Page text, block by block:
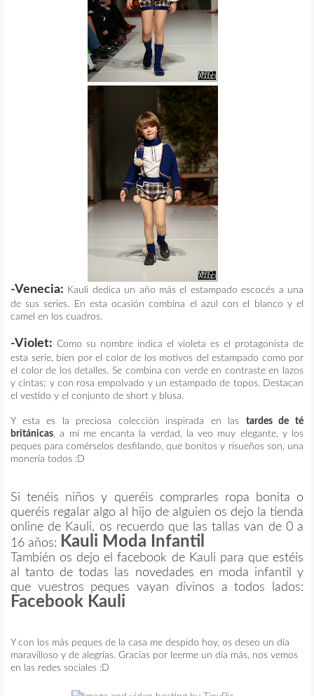
-Venecia: Kauli dedica un año más el estampado escocés a una
de sus series. En esta ocasión combina el azul con el blanco y el
camel en los cuadros.
-Violet: Como su nombre indica el violeta es el protagonista de
esta serie, bien por el color de los motivos del estampado como por
el color de los detalles. Se combina con verde en contraste en lazos
y cintas; y con rosa empolvado y un estampado de topos. Destacan
el vestido y el conjunto de short y blusa.
Y esta es la preciosa colección inspirada en las tardes de té
británicas, a mí me encanta la verdad, la veo muy elegante, y los
peques para comérselos desfilando, que bonitos y risueños son, una
monería todos :D
Si tenéis niños y queréis comprarles ropa bonita o
queréis regalar algo al hijo de alguien os dejo la tienda
online de Kauli, os recuerdo que las tallas van de 0 a
16 años:
Kauli Moda Infantil
También os dejo el facebook de Kauli para que estéis
al tanto de todas las novedades en moda infantil y
que vuestros peques vayan divinos a todos lados:
Facebook Kauli
Y con los más peques de la casa me despido hoy, os deseo un día
maravilloso y de alegrías. Gracias por leerme un día más, nos vemos
en las redes sociales :D